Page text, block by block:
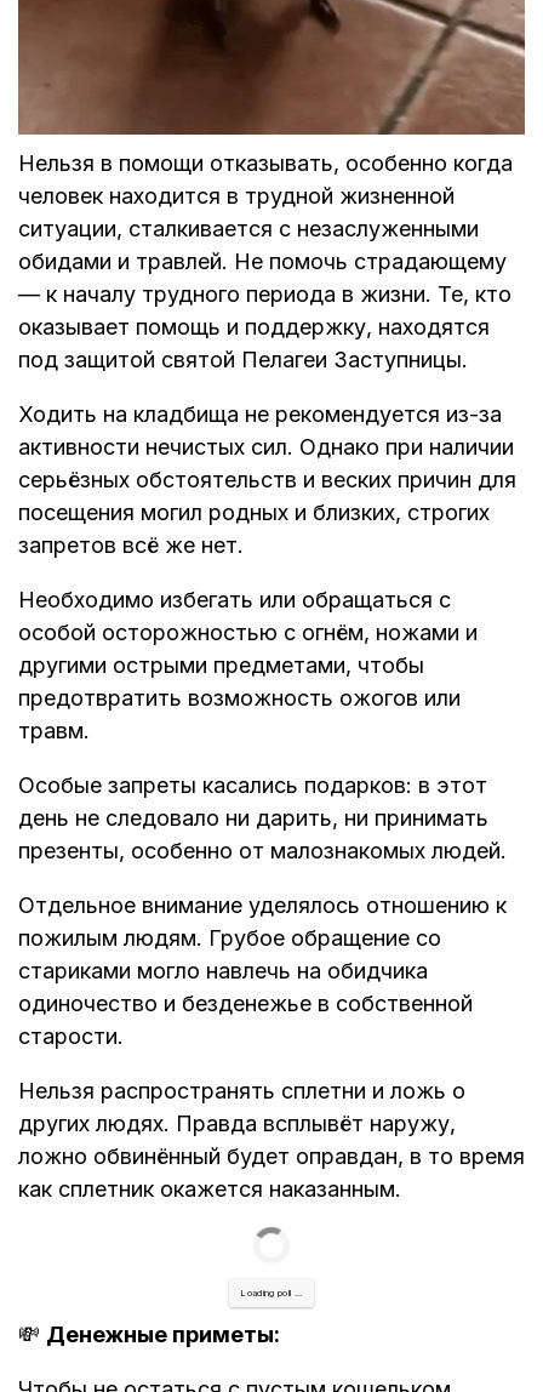
Нельзя в помощи отказывать, особенно когда
человек находится в трудной жизненной
ситуации, сталкивается с незаслуженными
обидами и травлей. Не помочь страдающему
— к началу трудного периода в жизни. Те, кто
оказывает помощь и поддержку, находятся
под защитой святой Пелагеи Заступницы.
Ходить на кладбища не рекомендуется из-за
активности нечистых сил. Однако при наличии
серьёзных обстоятельств и веских причин для
посещения могил родных и близких, строгих
запретов всё же нет.
Необходимо избегать или обращаться с
особой осторожностью с огнём, ножами и
другими острыми предметами, чтобы
предотвратить возможность ожогов или
травм.
Особые запреты касались подарков: в этот
день не следовало ни дарить, ни принимать
презенты, особенно от малознакомых людей.
Отдельное внимание уделялось отношению к
пожилым людям. Грубое обращение со
стариками могло навлечь на обидчика
одиночество и безденежье в собственной
старости.
Нельзя распространять сплетни и ложь о
других людях. Правда всплывёт наружу,
ложно обвинённый будет оправдан, в то время
как сплетник окажется наказанным.
Loading poll ...
💸 Денежные приметы: